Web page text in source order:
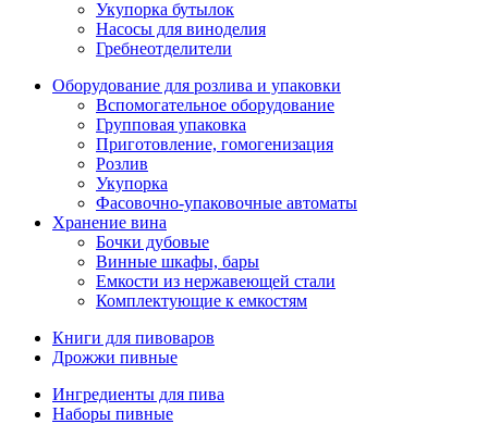
Укупорка бутылок
Насосы для виноделия
Гребнеотделители
Оборудование для розлива и упаковки
Вспомогательное оборудование
Групповая упаковка
Приготовление, гомогенизация
Розлив
Укупорка
Фасовочно-упаковочные автоматы
Хранение вина
Бочки дубовые
Винные шкафы, бары
Емкости из нержавеющей стали
Комплектующие к емкостям
Книги для пивоваров
Дрожжи пивные
Ингредиенты для пива
Наборы пивные